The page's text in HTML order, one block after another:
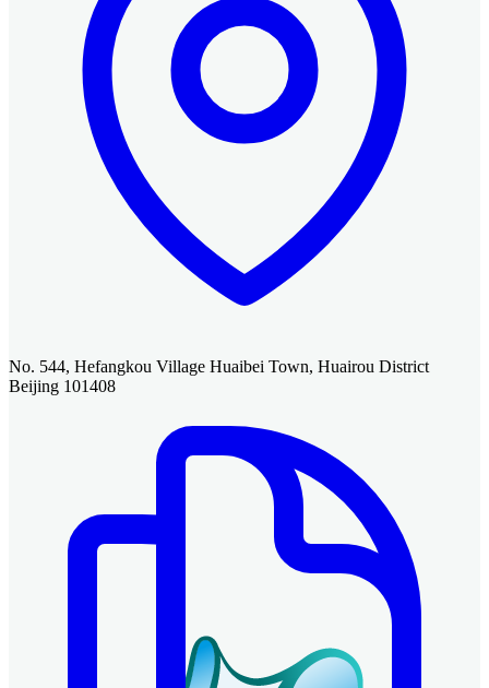
No. 544, Hefangkou Village Huaibei Town, Huairou District
Beijing 101408